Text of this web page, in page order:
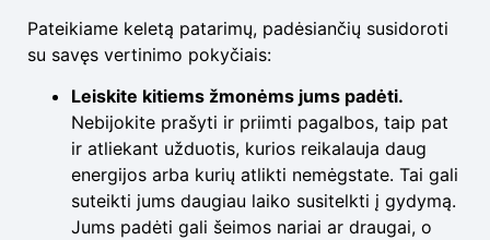
Pateikiame keletą patarimų, padėsiančių susidoroti
su savęs vertinimo pokyčiais:
Leiskite kitiems žmonėms jums padėti.
Nebijokite prašyti ir priimti pagalbos, taip pat
ir atliekant užduotis, kurios reikalauja daug
energijos arba kurių atlikti nemėgstate. Tai gali
suteikti jums daugiau laiko susitelkti į gydymą.
Jums padėti gali šeimos nariai ar draugai, o